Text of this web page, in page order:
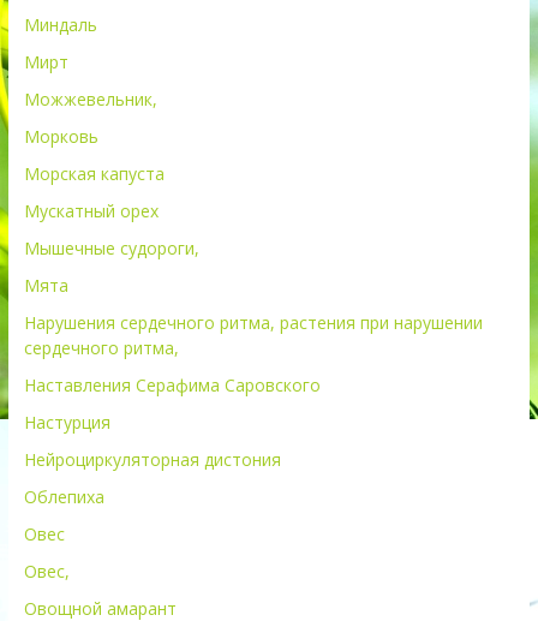
Миндаль
Мирт
Можжевельник,
Морковь
Морская капуста
Мускатный орех
Мышечные судороги,
Мята
Нарушения сердечного ритма, растения при нарушении
сердечного ритма,
Наставления Серафима Саровского
Настурция
Нейроциркуляторная дистония
Облепиха
Овес
Овес,
Овощной амарант